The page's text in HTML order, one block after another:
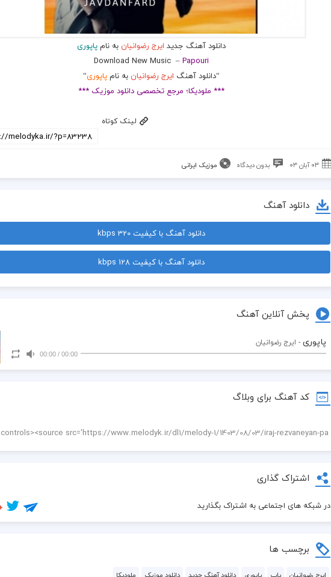
دانلود آهنگ جدید ایرج رضوانیان به نامپاپوری
Download New Music –Papouri
“دانلود آهنگ ایرج رضوانیان به نامپاپوری“
*** ملودیکا؛ مرجع تخصصی دانلود موزیک ***
لینک کوتاه
۰۳ آبان ۰۳ بدون دیدگاه موزیک ایرانی
دانلود آهنگ
دانلود آهنگ با کیفیت 320 kbps
دانلود آهنگ با کیفیت 128 kbps
پخش آنلاین آهنگ
پاپوری - ایرج رضوانیان
00:00
/
00:00
کد آهنگ برای وبلاگ
اشتراک گذاری
در شبکه های اجتماعی به اشتراک بگذارید
برچسب ها